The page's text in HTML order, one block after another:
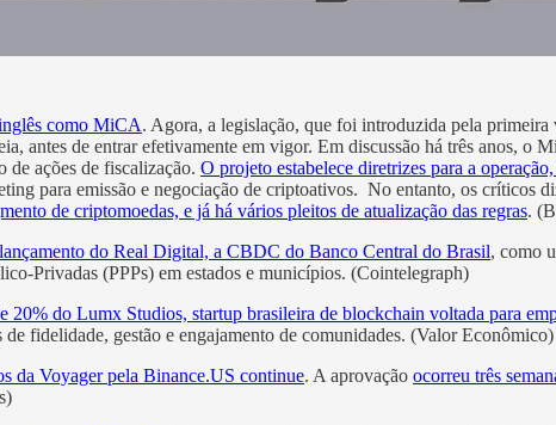
como MiCA. Agora, a legislação, que foi introduzida pela
antes de entrar efetivamente em vigor. Em discussão há três anos, o
ações de fiscalização. O projeto estabelece diretrizes para a
para emissão e negociação de criptoativos. No entanto, os críticos
de criptomoedas, e já há vários pleitos de atualização das regras.
do Real Digital, a CBDC do Banco Central do Brasil, como
Privadas (PPPs) em estados e municípios. (Cointelegraph)
20% do Lumx Studios, startup brasileira de blockchain voltada para
fidelidade, gestão e engajamento de comunidades. (Valor Econômico)
da Voyager pela Binance.US continue. A aprovação ocorreu três